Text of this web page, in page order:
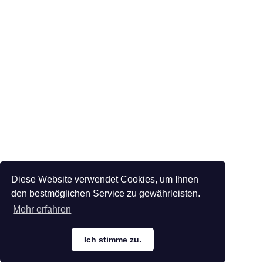
Diese Website verwendet Cookies, um Ihnen
den bestmöglichen Service zu gewährleisten.
Mehr erfahren
Ich stimme zu.